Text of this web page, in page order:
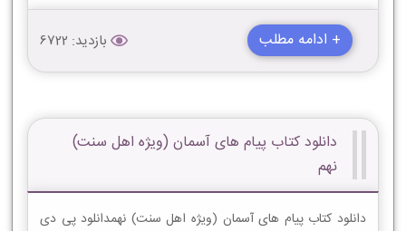
+ ادامه مطلب بازدید: 6722
دانلود کتاب پیام های آسمان (ویژه اهل سنت)
نهم
دانلود کتاب پیام های آسمان (ویژه اهل سنت) نهمدانلود پی دی